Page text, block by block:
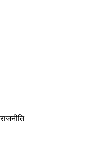
राजनीति